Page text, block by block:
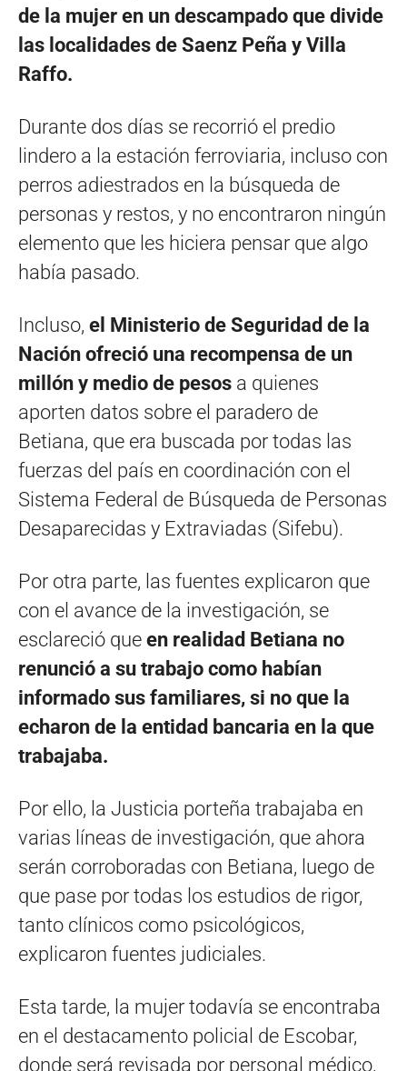
de la mujer en un descampado que divide
las localidades de Saenz Peña y Villa
Raffo.
Durante dos días se recorrió el predio
lindero a la estación ferroviaria, incluso con
perros adiestrados en la búsqueda de
personas y restos, y no encontraron ningún
elemento que les hiciera pensar que algo
había pasado.
Incluso, el Ministerio de Seguridad de la
Nación ofreció una recompensa de un
millón y medio de pesos a quienes
aporten datos sobre el paradero de
Betiana, que era buscada por todas las
fuerzas del país en coordinación con el
Sistema Federal de Búsqueda de Personas
Desaparecidas y Extraviadas (Sifebu).
Por otra parte, las fuentes explicaron que
con el avance de la investigación, se
esclareció que en realidad Betiana no
renunció a su trabajo como habían
informado sus familiares, si no que la
echaron de la entidad bancaria en la que
trabajaba.
Por ello, la Justicia porteña trabajaba en
varias líneas de investigación, que ahora
serán corroboradas con Betiana, luego de
que pase por todas los estudios de rigor,
tanto clínicos como psicológicos,
explicaron fuentes judiciales.
Esta tarde, la mujer todavía se encontraba
en el destacamento policial de Escobar,
donde será revisada por personal médico,